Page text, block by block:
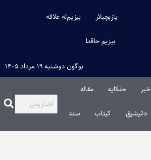
یازیچیلار بیزیم‌له علاقه
بیزیم حاقدا
بوگون دوشنبه ۱۹ مرداد ۱۴۰۵
خبر حئکایه مقاله‌
دانیشیق کیتاب سند